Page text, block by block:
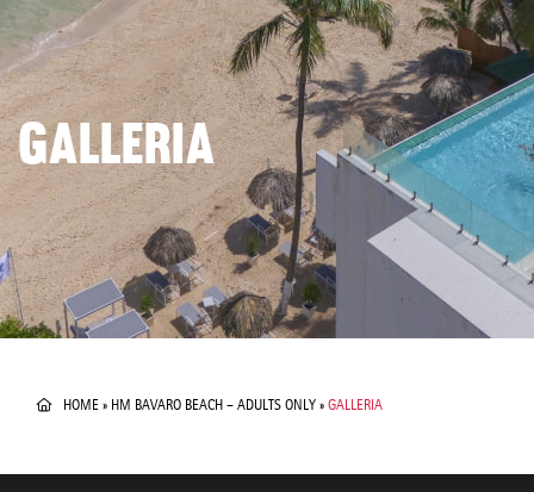
GALLERIA
HOME » HM BAVARO BEACH – ADULTS ONLY » GALLERIA